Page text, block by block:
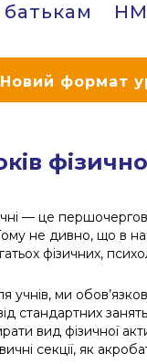
Новий формат
— це
не дивно, що в
фізичних,
учнів, ми
стандартних
вид фізичної
секції, як